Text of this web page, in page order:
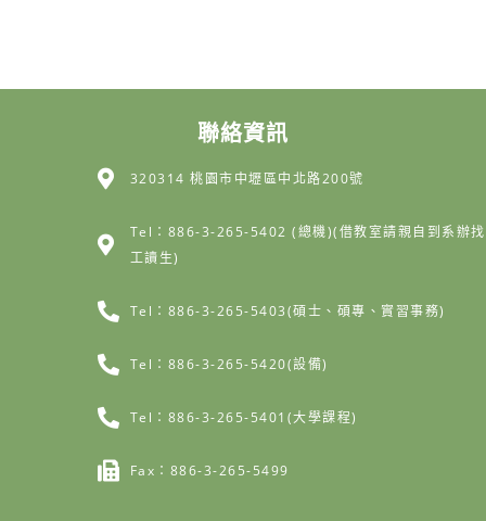
聯絡資訊
320314 桃園市中壢區中北路200號
Tel：886-3-265-5402 (總機)(借教室請親自到系辦找
工讀生)
Tel：886-3-265-5403(碩士、碩專、實習事務)
Tel：886-3-265-5420(設備)
Tel：886-3-265-5401(大學課程)
Fax：886-3-265-5499